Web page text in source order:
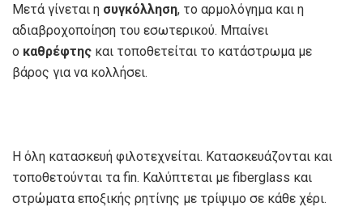
Μετά γίνεται η συγκόλληση, το αρμολόγημα και η
αδιαβροχοποίηση του εσωτερικού. Μπαίνει
ο καθρέφτης και τοποθετείται το κατάστρωμα με
βάρος για να κολλήσει.
Η όλη κατασκευή φιλοτεχνείται. Κατασκευάζονται και
τοποθετούνται τα fin. Καλύπτεται με fiberglass και
στρώματα εποξικής ρητίνης με τρίψιμο σε κάθε χέρι.